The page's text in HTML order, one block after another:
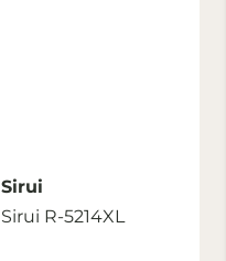
Sirui
Sirui R-5214XL